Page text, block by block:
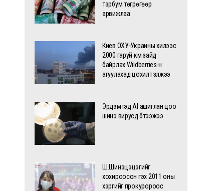
тэрбум төгрөгөөр
арвижлаа
Киев ОХУ-Украины хилээс
2000 гаруй км зайд
байрлах Wildberries-н
агуулахад цохилт үзүүлжээ
Эрдэмтэд AI ашиглан цоо
шинэ вирусүүд бүтээжээ
Ш.Шинэцэцэгийг
хохироосон гэх 2011 оны
хэргийг прокуророос